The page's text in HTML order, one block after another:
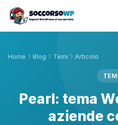
Home Blog Temi Articolo
Pearl: tema
aziende